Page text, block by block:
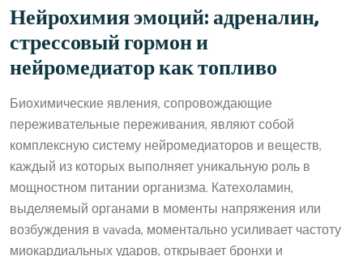
Нейрохимия эмоций: адреналин,
стрессовый гормон и
нейромедиатор как топливо
Биохимические явления, сопровождающие
переживательные переживания, являют собой
комплексную систему нейромедиаторов и веществ,
каждый из которых выполняет уникальную роль в
мощностном питании организма. Катехоламин,
выделяемый органами в моменты напряжения или
возбуждения в vavada, моментально усиливает частоту
миокардиальных ударов, открывает бронхи и